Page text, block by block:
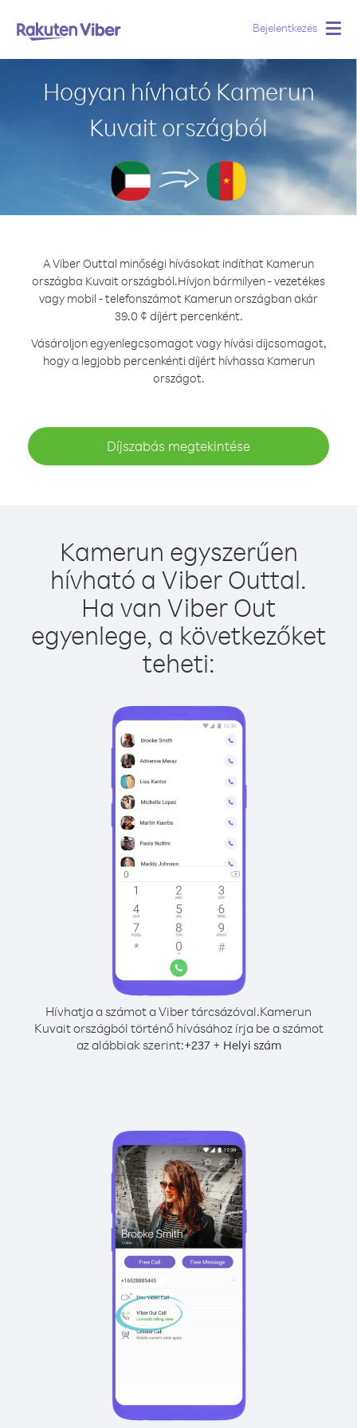
Bejelentkezés
Hogyan hívható Kamerun
Kuvait országból
A Viber Outtal minőségi hívásokat indíthat Kamerun
országba Kuvait országból.Hívjon bármilyen - vezetékes
vagy mobil - telefonszámot Kamerun országban akár
39.0 ¢ díjért percenként.
Vásároljon egyenlegcsomagot vagy hívási díjcsomagot,
hogy a legjobb percenkénti díjért hívhassa Kamerun
országot.
Díjszabás megtekintése
Kamerun egyszerűen
hívható a Viber Outtal.
Ha van Viber Out
egyenlege, a következőket
teheti:
Hívhatja a számot a Viber tárcsázóval.Kamerun
Kuvait országból történő hívásához írja be a számot
az alábbiak szerint:+237+ Helyi szám